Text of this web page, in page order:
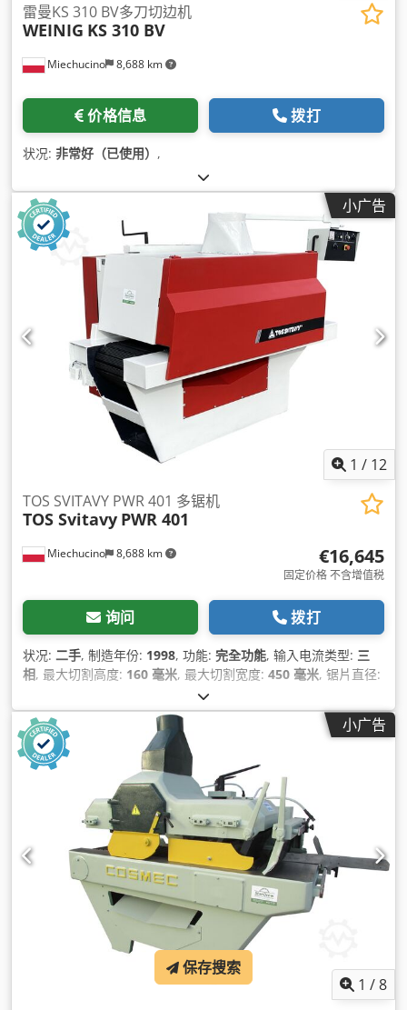
Miechucino 8,688 km
雷曼KS 310 BV多刀切边机
WEINIG KS 310 BV
价格信息 拨打
状况: 非常好（已使用） ,
小广告
1 / 12
Miechucino 8,688 km
TOS SVITAVY PWR 401 多锯机
TOS Svitavy PWR 401
€16,645
固定价格 不含增值税
询问 拨打
状况: 二手, 制造年份: 1998, 功能: 完全功能, 输入电流类型: 三
相, 最大切割高度: 160 毫米, 最大切割宽度: 450 毫米, 锯片直径:
, 履带宽度:
450 毫米, 圆盘直径:450 毫米,
小广告
1 /8
保存搜索